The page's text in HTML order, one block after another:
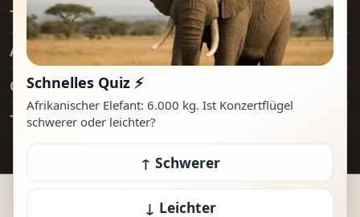
Transport
Alltagsgegenstände
Orte
Technologie
© 2026 How Heavy Is It. Alle Rechte vorbehalten.